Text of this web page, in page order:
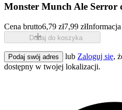
Monster Munch Ale Serror
Cena brutto6,79 zł7,99 zł
Dodaj do koszyka
Podaj swój adres lub Zaloguj się,
dostępny w twojej lokalizacji.